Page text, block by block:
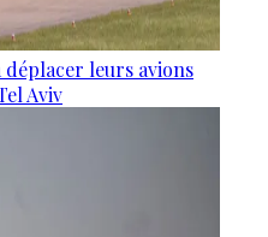
leurs avions
Aviv